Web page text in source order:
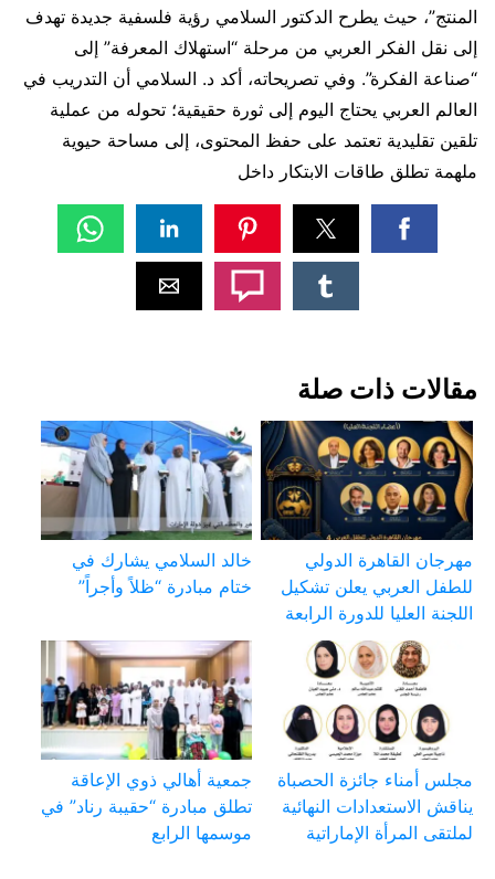
المنتج”، حيث يطرح الدكتور السلامي رؤية فلسفية جديدة تهدف
إلى نقل الفكر العربي من مرحلة “استهلاك المعرفة” إلى
“صناعة الفكرة”. وفي تصريحاته، أكد د. السلامي أن التدريب في
العالم العربي يحتاج اليوم إلى ثورة حقيقية؛ تحوله من عملية
تلقين تقليدية تعتمد على حفظ المحتوى، إلى مساحة حيوية
ملهمة تطلق طاقات الابتكار داخل
مقالات ذات صلة
مهرجان القاهرة الدولي
للطفل العربي يعلن تشكيل
اللجنة العليا للدورة الرابعة
خالد السلامي يشارك في
ختام مبادرة “ظلاً وأجراً”
مجلس أمناء جائزة الحصباة
يناقش الاستعدادات النهائية
لملتقى المرأة الإماراتية
جمعية أهالي ذوي الإعاقة
تطلق مبادرة “حقيبة رناد” في
موسمها الرابع